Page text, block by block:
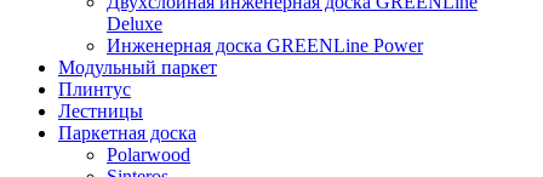
Deluxe
Инженерная доска GREENLine Power
Модульный паркет
Плинтус
Лестницы
Паркетная доска
Polarwood